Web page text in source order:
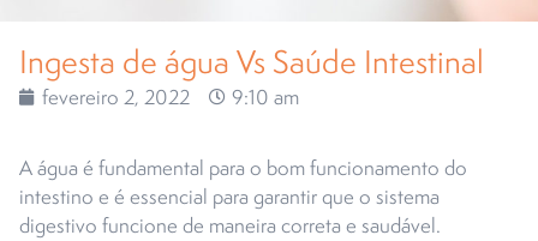
Ingesta de água Vs Saúde Intestinal
fevereiro 2, 2022 9:10 am
A água é fundamental para o bom funcionamento do
intestino e é essencial para garantir que o sistema
digestivo funcione de maneira correta e saudável.